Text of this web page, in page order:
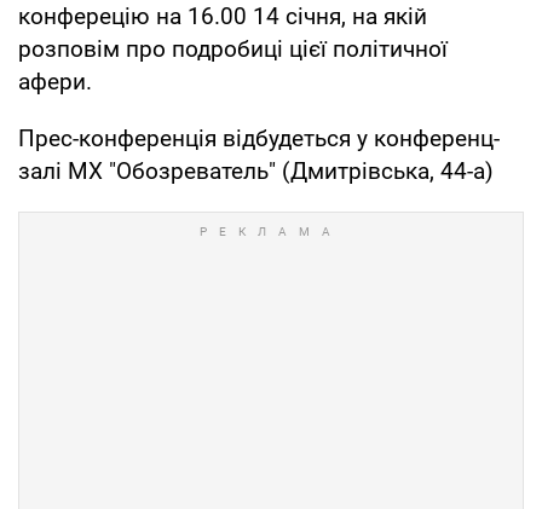
конферецію на 16.00 14 січня, на якій
розповім про подробиці цієї політичної
афери.
Прес-конференція відбудеться у конференц-
залі МХ "Обозреватель" (Дмитрівська, 44-а)